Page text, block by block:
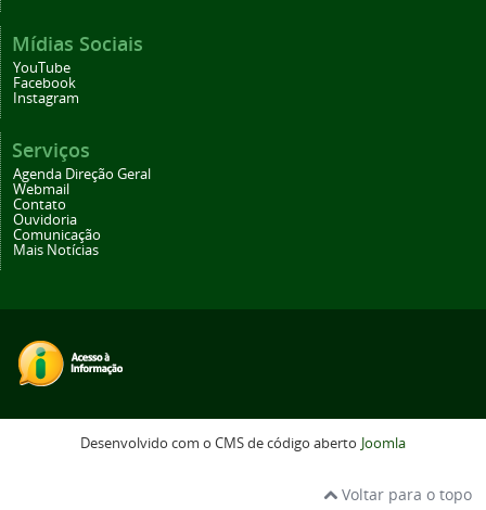
Mídias Sociais
YouTube
Facebook
Instagram
Serviços
Agenda Direção Geral
Webmail
Contato
Ouvidoria
Comunicação
Mais Notícias
Desenvolvido com o CMS de código aberto Joomla
Voltar para o topo